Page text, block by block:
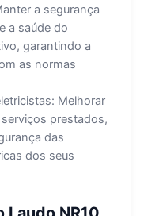
a segurança
a saúde do
garantindo a
as normas
Melhorar
prestados,
das
dos seus